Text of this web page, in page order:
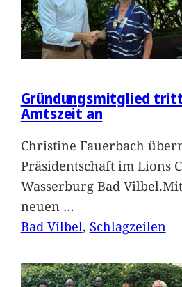
Gründungsmitglied
Amtszeit an
Christine Fauerbach
Präsidentschaft im Lions
Wasserburg Bad
neuen …
Bad Vilbel, Schlagzeilen